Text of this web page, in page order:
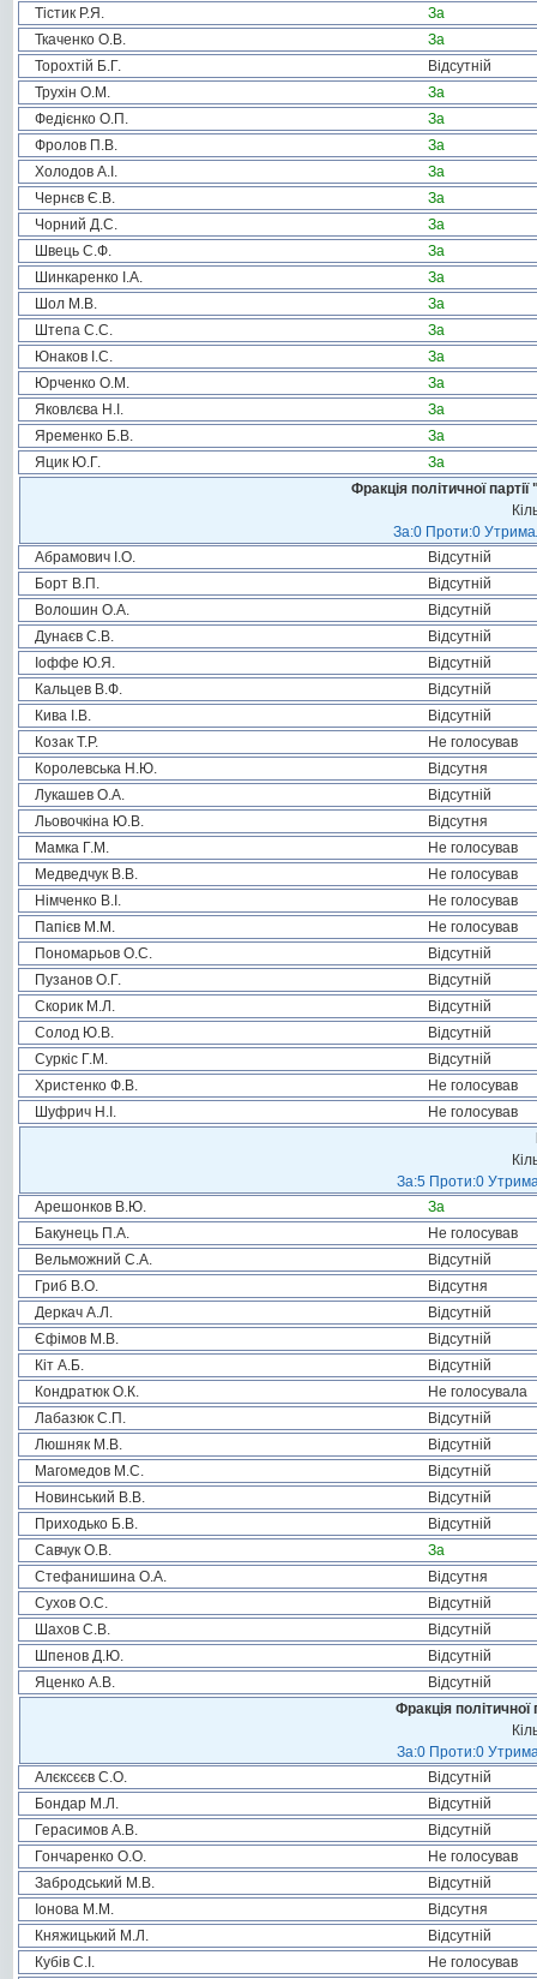
Тістик Р.Я.
За
Ткаченко О.В.
За
Торохтій Б.Г.
Відсутній
Трухін О.М.
За
Федієнко О.П.
За
Фролов П.В.
За
Холодов А.І.
За
Чернєв Є.В.
За
Чорний Д.С.
За
Швець С.Ф.
За
Шинкаренко І.А.
За
Шол М.В.
За
Штепа С.С.
За
Юнаков І.С.
За
Юрченко О.М.
За
Яковлєва Н.І.
За
Яременко Б.В.
За
Яцик Ю.Г.
За
Фракція політичної
За:0 Проти:0
Абрамович І.О.
Відсутній
Борт В.П.
Відсутній
Волошин О.А.
Відсутній
Дунаєв С.В.
Відсутній
Іоффе Ю.Я.
Відсутній
Кальцев В.Ф.
Відсутній
Кива І.В.
Відсутній
Козак Т.Р.
Не голосував
Королевська Н.Ю.
Відсутня
Лукашев О.А.
Відсутній
Льовочкіна Ю.В.
Відсутня
Мамка Г.М.
Не голосував
Медведчук В.В.
Не голосував
Німченко В.І.
Не голосував
Папієв М.М.
Не голосував
Пономарьов О.С.
Відсутній
Пузанов О.Г.
Відсутній
Скорик М.Л.
Відсутній
Солод Ю.В.
Відсутній
Суркіс Г.М.
Відсутній
Христенко Ф.В.
Не голосував
Шуфрич Н.І.
Не голосував
За:5 Проти:0
Арешонков В.Ю.
За
Бакунець П.А.
Не голосував
Вельможний С.А.
Відсутній
Гриб В.О.
Відсутня
Деркач А.Л.
Відсутній
Єфімов М.В.
Відсутній
Кіт А.Б.
Відсутній
Кондратюк О.К.
Не голосувала
Лабазюк С.П.
Відсутній
Люшняк М.В.
Відсутній
Магомедов М.С.
Відсутній
Новинський В.В.
Відсутній
Приходько Б.В.
Відсутній
Савчук О.В.
За
Стефанишина О.А.
Відсутня
Сухов О.С.
Відсутній
Шахов С.В.
Відсутній
Шпенов Д.Ю.
Відсутній
Яценко А.В.
Відсутній
Фракція
За:0 Проти:0
Алєксєєв С.О.
Відсутній
Бондар М.Л.
Відсутній
Герасимов А.В.
Відсутній
Гончаренко О.О.
Не голосував
Забродський М.В.
Відсутній
Іонова М.М.
Відсутня
Княжицький М.Л.
Відсутній
Кубів С.І.
Не голосував